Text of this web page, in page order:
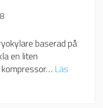
baserad på
en liten
Läs